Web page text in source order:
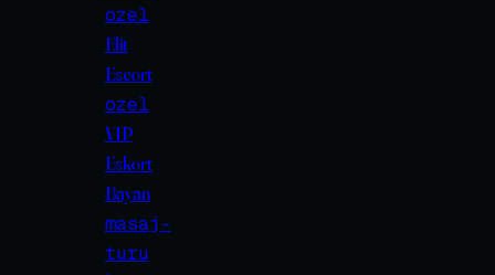
ozel
Elit
Escort
ozel
VIP
Eskort
Bayan
masaj-
turu